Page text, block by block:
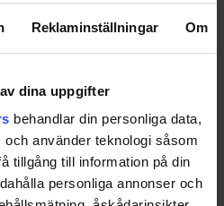
Reklaminställningar Om
dina uppgifter
behandlar din personliga data,
använder teknologi såsom
tillgång till information på din
personliga annonser och